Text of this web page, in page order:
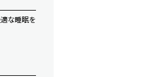
な睡眠を